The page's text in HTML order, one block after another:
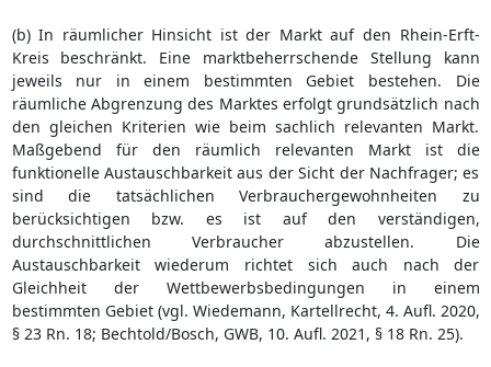
(b) In räumlicher Hinsicht ist der Markt auf den Rhein-Erft-
Kreis beschränkt. Eine marktbeherrschende Stellung kann
jeweils nur in einem bestimmten Gebiet bestehen. Die
räumliche Abgrenzung des Marktes erfolgt grundsätzlich nach
den gleichen Kriterien wie beim sachlich relevanten Markt.
Maßgebend für den räumlich relevanten Markt ist die
funktionelle Austauschbarkeit aus der Sicht der Nachfrager; es
sind die tatsächlichen Verbrauchergewohnheiten zu
berücksichtigen bzw. es ist auf den verständigen,
durchschnittlichen Verbraucher abzustellen. Die
Austauschbarkeit wiederum richtet sich auch nach der
Gleichheit der Wettbewerbsbedingungen in einem
bestimmten Gebiet (vgl. Wiedemann, Kartellrecht, 4. Aufl. 2020,
§ 23 Rn. 18; Bechtold/Bosch, GWB, 10. Aufl. 2021, § 18 Rn. 25).